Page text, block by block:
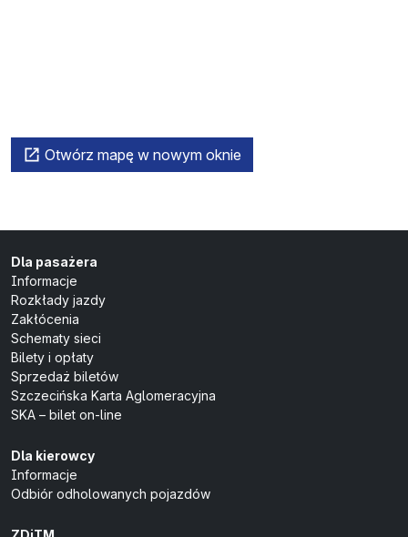
Otwórz mapę w nowym oknie
Dla pasażera
Informacje
Rozkłady jazdy
Zakłócenia
Schematy sieci
Bilety i opłaty
Sprzedaż biletów
Szczecińska Karta Aglomeracyjna
SKA – bilet on-line
Dla kierowcy
Informacje
Odbiór odholowanych pojazdów